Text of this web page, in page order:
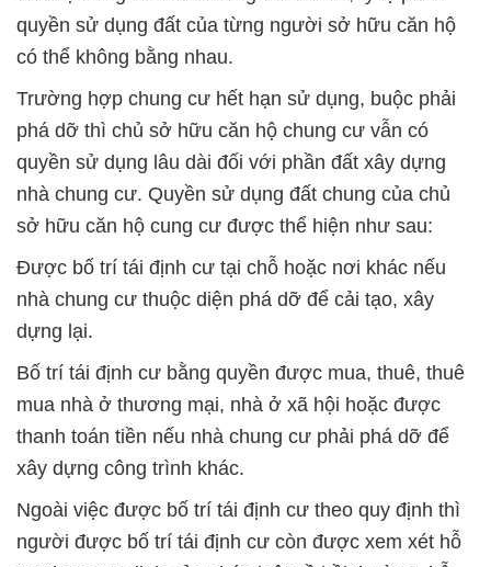
quyền sử dụng đất của từng người sở hữu căn hộ
có thể không bằng nhau.
Trường hợp chung cư hết hạn sử dụng, buộc phải
phá dỡ thì chủ sở hữu căn hộ chung cư vẫn có
quyền sử dụng lâu dài đối với phần đất xây dựng
nhà chung cư. Quyền sử dụng đất chung của chủ
sở hữu căn hộ cung cư được thể hiện như sau:
Được bố trí tái định cư tại chỗ hoặc nơi khác nếu
nhà chung cư thuộc diện phá dỡ để cải tạo, xây
dựng lại.
Bố trí tái định cư bằng quyền được mua, thuê, thuê
mua nhà ở thương mại, nhà ở xã hội hoặc được
thanh toán tiền nếu nhà chung cư phải phá dỡ để
xây dựng công trình khác.
Ngoài việc được bố trí tái định cư theo quy định thì
người được bố trí tái định cư còn được xem xét hỗ